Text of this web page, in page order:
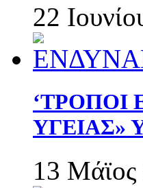
22
ΥΓΕΙΑΣ»
13 Μάϊος